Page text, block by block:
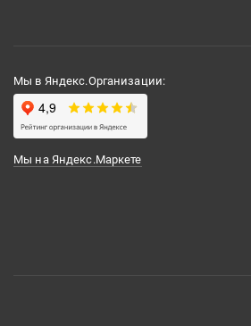
Мы в Яндекс.Организации:
Мы на Яндекс.Маркете